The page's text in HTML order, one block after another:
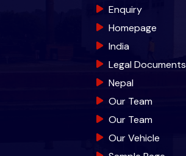
Enquiry
Homepage
India
Legal Documents
Nepal
Our Team
Our Team
Our Vehicle